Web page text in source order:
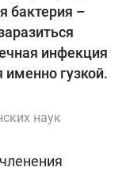
бактерия –
инфекция
гузкой.
наук